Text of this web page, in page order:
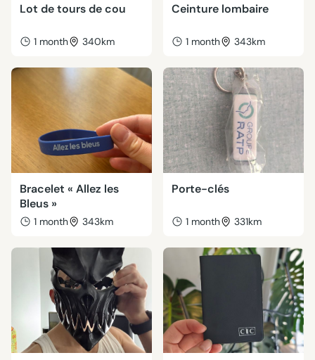
Lot de tours de cou
1 month 340km
Ceinture lombaire
1 month 343km
Bracelet « Allez les
Bleus »
1 month 343km
Porte-clés
1 month 331km